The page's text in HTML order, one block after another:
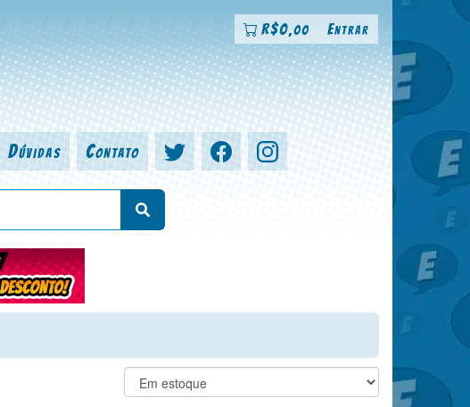
R$0,00 Entrar
Dúvidas Contato
finalista, colorista